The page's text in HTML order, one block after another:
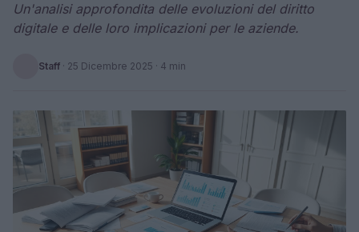
Un'analisi approfondita delle evoluzioni del diritto
digitale e delle loro implicazioni per le aziende.
Staff · 25 Dicembre 2025 · 4 min